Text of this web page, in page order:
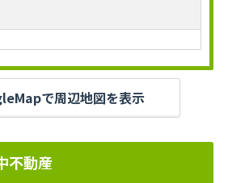
で周辺地図を表示
不動産